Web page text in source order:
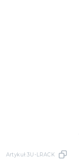
Artykuł:3U-LRACK